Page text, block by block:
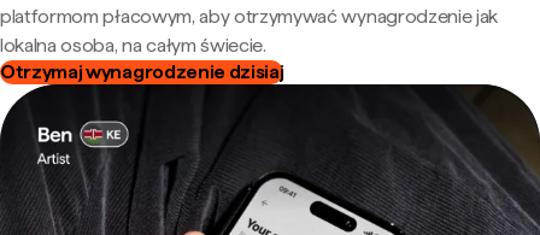
platformom płacowym, aby otrzymywać wynagrodzenie jak
lokalna osoba, na całym świecie.
Otrzymaj wynagrodzenie dzisiaj